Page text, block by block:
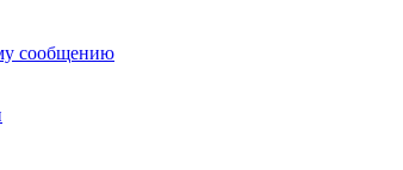
сообщению